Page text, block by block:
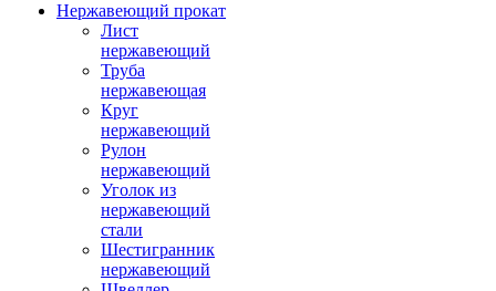
Нержавеющий прокат
Лист
нержавеющий
Труба
нержавеющая
Круг
нержавеющий
Рулон
нержавеющий
Уголок из
нержавеющий
стали
Шестигранник
нержавеющий